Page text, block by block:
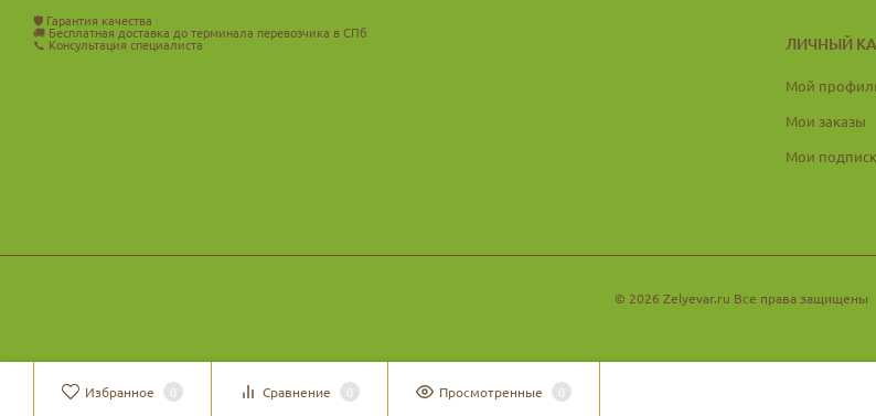
🛡️ Гарантия качества
🚚 Бесплатная доставка до терминала перевозчика в СПб
📞 Консультация специалиста ЛИЧНЫЙ
Мой
Мои заказы
Мои
© 2026 Zelyevar.ru Все права защищены
Избранное 0 Сравнение 0 Просмотренные 0